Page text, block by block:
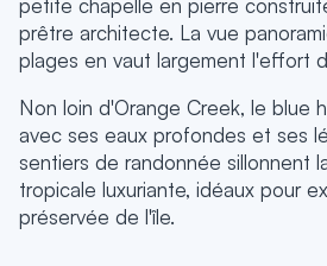
prêtre architecte. La vue
plages en vaut largement l'effort
Non loin d'Orange Creek, le blue
avec ses eaux profondes et ses
sentiers de randonnée sillonnent
tropicale luxuriante, idéaux pour
préservée de l'île.